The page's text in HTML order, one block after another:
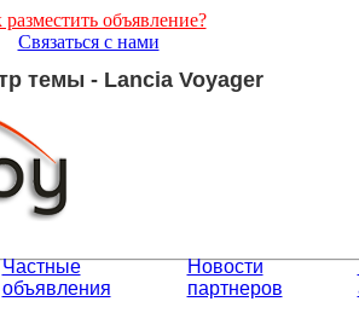
разместить объявление?
Связаться с нами
темы - Lancia Voyager
Частные
объявления
Новости
партнеров